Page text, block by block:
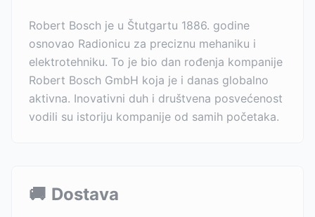
Robert Bosch je u Štutgartu 1886. godine
osnovao Radionicu za preciznu mehaniku i
elektrotehniku. To je bio dan rođenja kompanije
Robert Bosch GmbH koja je i danas globalno
aktivna. Inovativni duh i društvena posvećenost
vodili su istoriju kompanije od samih početaka.
🚚 Dostava